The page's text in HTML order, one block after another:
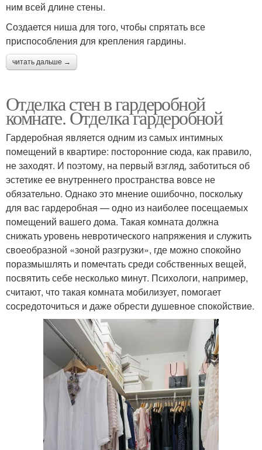
ним всей длине стены.
Создается ниша для того, чтобы спрятать все
приспособления для крепления гардины.
читать дальше →
Отделка стен в гардеробной
комнате. Отделка гардеробной
Гардеробная является одним из самых интимных
помещений в квартире: посторонние сюда, как правило,
не заходят. И поэтому, на первый взгляд, заботиться об
эстетике ее внутреннего пространства вовсе не
обязательно. Однако это мнение ошибочно, поскольку
для вас гардеробная — одно из наиболее посещаемых
помещений вашего дома. Такая комната должна
снижать уровень невротического напряжения и служить
своеобразной «зоной разгрузки», где можно спокойно
поразмышлять и помечтать среди собственных вещей,
посвятить себе несколько минут. Психологи, например,
считают, что такая комната мобилизует, помогает
сосредоточиться и даже обрести душевное спокойствие.